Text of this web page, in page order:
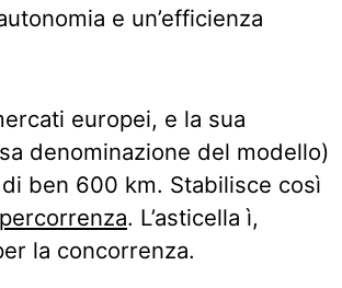
e un’efficienza
europei, e la sua
denominazione del modello)
ben 600 km. Stabilisce così
. L’asticella ì,
la concorrenza.